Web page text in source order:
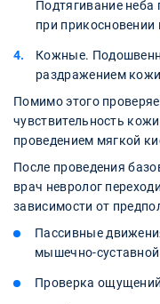
Подтягивание
при прикосновении
Кожные.
раздражением
Помимо этого
чувствительность
проведением мягкой
После проведения
врач невролог
зависимости от
Пассивные
мышечно-суставной
Проверка